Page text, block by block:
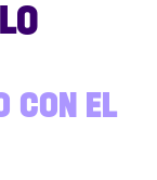
CON EL